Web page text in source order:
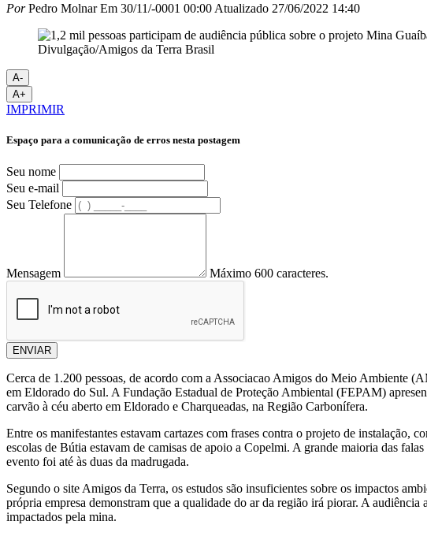
PorPedro Molnar Em 30/11/-0001 00:00 Atualizado 27/06/2022 14:40
Divulgação/Amigos da Terra Brasil
A-
A+
IMPRIMIR
Espaço para a comunicação de erros nesta postagem
Seu nome
Seu e-mail
Seu Telefone
Mensagem Máximo 600 caracteres.
ENVIAR
Cerca de 1.200 pessoas, de acordo com a Associacao Amigos do Meio Ambiente
em Eldorado do Sul. A Fundação Estadual de Proteção Ambiental (FEPAM)
carvão à céu aberto em Eldorado e Charqueadas, na Região Carbonífera.
Entre os manifestantes estavam cartazes com frases contra o projeto de instalação,
escolas de Bútia estavam de camisas de apoio a Copelmi. A grande maioria das
evento foi até às duas da madrugada.
Segundo o site Amigos da Terra, os estudos são insuficientes sobre os impactos
própria empresa demonstram que a qualidade do ar da região irá piorar. A
impactados pela mina.